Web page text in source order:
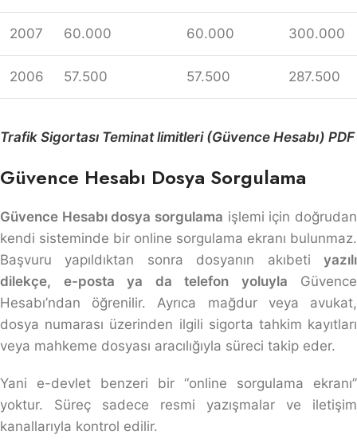
2007 60.000 60.000 300.000
2006 57.500 57.500 287.500
Trafik Sigortası Teminat limitleri (Güvence Hesabı) PDF
Güvence Hesabı Dosya Sorgulama
Güvence Hesabı dosya sorgulama işlemi için doğrudan
kendi sisteminde bir online sorgulama ekranı bulunmaz.
Başvuru yapıldıktan sonra dosyanın akıbeti yazılı
dilekçe, e-posta ya da telefon yoluyla Güvence
Hesabı’ndan öğrenilir. Ayrıca mağdur veya avukat,
dosya numarası üzerinden ilgili sigorta tahkim kayıtları
veya mahkeme dosyası aracılığıyla süreci takip eder.
Yani e-devlet benzeri bir “online sorgulama ekranı”
yoktur. Süreç sadece resmi yazışmalar ve iletişim
kanallarıyla kontrol edilir.